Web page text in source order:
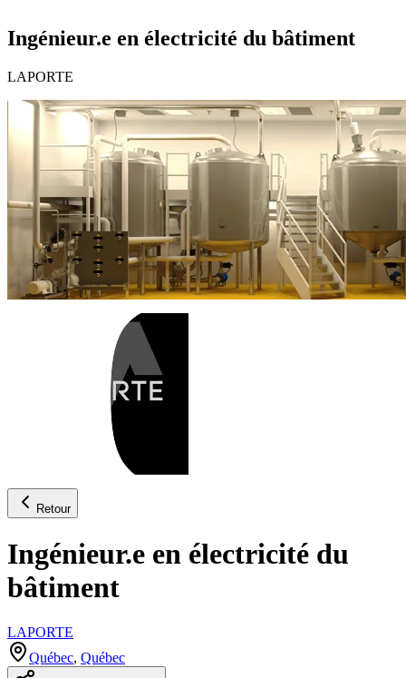
Ingénieur.e en électricité du bâtiment
LAPORTE
Retour
Ingénieur.e en électricité du
bâtiment
LAPORTE
Québec, Québec